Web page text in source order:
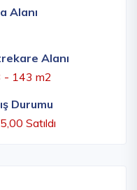
Alanı
Alanı
- 143 m2
Durumu
Satıldı